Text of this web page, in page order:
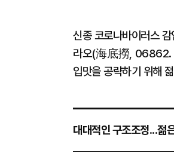
신종 코로나바이러스
라오(海底撈, 06862.
입맛을 공략하기 위해
대대적인 구조조정...젊